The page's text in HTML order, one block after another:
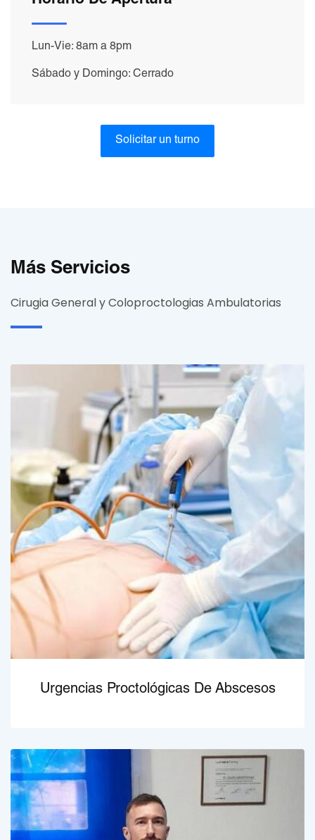
Lun-Vie: 8am a 8pm
Sábado y Domingo: Cerrado
Solicitar un turno
Más Servicios
Cirugia General y Coloproctologias Ambulatorias
Urgencias Proctológicas De Abscesos